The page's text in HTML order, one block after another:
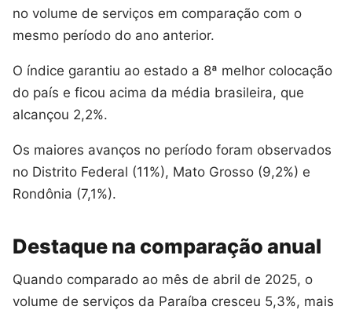
no volume de serviços em comparação com o
mesmo período do ano anterior.
O índice garantiu ao estado a 8ª melhor colocação
do país e ficou acima da média brasileira, que
alcançou 2,2%.
Os maiores avanços no período foram observados
no Distrito Federal (11%), Mato Grosso (9,2%) e
Rondônia (7,1%).
Destaque na comparação anual
Quando comparado ao mês de abril de 2025, o
volume de serviços da Paraíba cresceu 5,3%, mais